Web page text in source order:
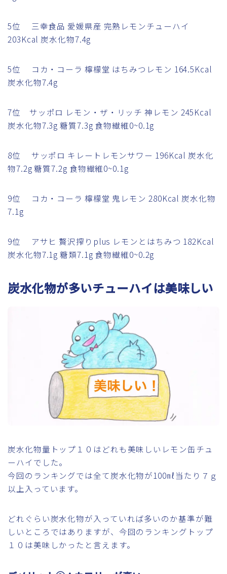
5位 三幸食品 愛媛県産 完熟レモンチューハイ
203Kcal 炭水化物7.4g
5位 コカ・コーラ 檸檬堂 はちみつレモン 164.5Kcal
炭水化物7.4g
7位 サッポロ レモン・ザ・リッチ 神レモン 245Kcal
炭水化物7.3g 糖質7.3g 食物繊維0~0.1g
8位 サッポロ キレートレモンサワー 196Kcal 炭水化
物7.2g 糖質7.2g 食物繊維0~0.1g
9位 コカ・コーラ 檸檬堂 鬼レモン 280Kcal 炭水化物
7.1g
9位 アサヒ 贅沢搾りplus レモンとはちみつ 182Kcal
炭水化物7.1g 糖類7.1g 食物繊維0~0.2g
炭水化物が多いチューハイは美味しい
炭水化物量トップ１０はどれも美味しいレモン缶チュ
ーハイでした。
今回のランキングでは全て炭水化物が100㎖当たり７ｇ
以上入っています。
どれぐらい炭水化物が入っていれば多いのか基準が難
しいところではありますが、今回のランキングトップ
１０は美味しかったと言えます。